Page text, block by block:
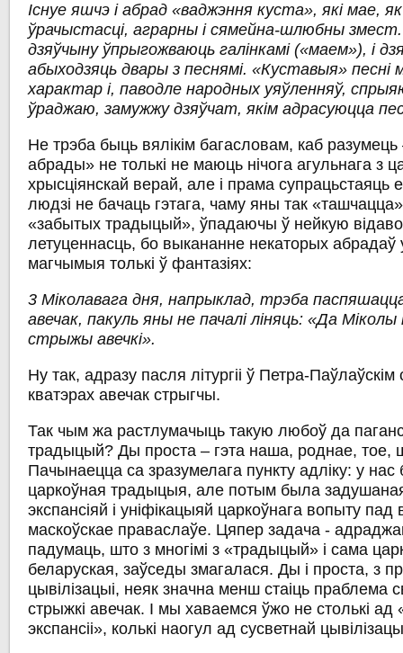
Існуе яшчэ і абрад «ваджэння куста», які мае,
ўрачыстасці, аграрны і сямейна-шлюбны
дзяўчыну ўпрыгожваюць галінкамі («маем»), і
абыходзяць двары з песнямі. «Куставыя» песні
характар і, паводле народных уяўленняў,
ўраджаю, замужжу дзяўчат, якім адрасуюцца
Не трэба быць вялікім багасловам, каб
абрады» не толькі не маюць нічога агульнага з
хрысціянскай верай, але і прама супрацьстаяць
людзі не бачаць гэтага, чаму яны так
«забытых традыцый», ўпадаючы ў нейкую
летуценнасць, бо выкананне некаторых абрадаў
магчымыя толькі ў фантазіях:
3 Міколавага дня, напрыклад, трэба
авечак, пакуль яны не пачалі ліняць: «Да Міколы
стрыжы авечкі».
Ну так, адразу пасля літургіі ў Петра-
кватэрах авечак стрыгчы.
Так чым жа растлумачыць такую любоў да
традыцый? Ды проста – гэта наша, роднае, тое,
Пачынаецца са зразумелага пункту адліку: у
царкоўная традыцыя, але потым была
экспансіяй і уніфікацыяй царкоўнага вопыту
маскоўскае праваслаўе. Цяпер задача -
падумаць, што з многімі з «традыцый» і сама
беларуская, заўседы змагалася. Ды і проста, з
цывілізацыі, неяк значна менш стаіць праблема
стрыжкі авечак. І мы хаваемся ўжо не столькі ад
экспансіі», колькі наогул ад сусветнай